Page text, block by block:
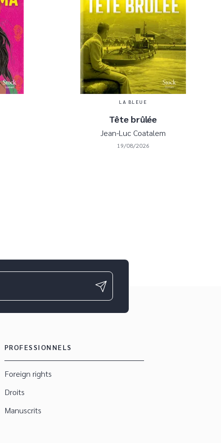
LA BLEUE
Tête brûlée
Jean-Luc Coatalem
19/08/2026
PROFESSIONNELS
Foreign rights
Droits
Manuscrits